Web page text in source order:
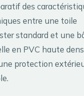
des
entre une toile
standard et une
en PVC haute
protection